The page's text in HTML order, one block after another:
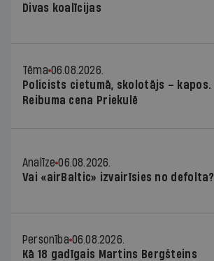
Divas koalīcijas
Tēma 06.08.2026.
Policists cietumā, skolotājs – kapos.
Reibuma cena Priekulē
Analīze 06.08.2026.
Vai «airBaltic» izvairīsies no defolta?
Personība 06.08.2026.
Kā 18 gadīgais Martins Bergšteins